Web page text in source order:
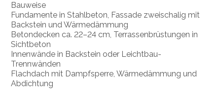
Bauweise
Fundamente in Stahlbeton, Fassade zweischalig mit
Backstein und Wärmedämmung
Betondecken ca. 22–24 cm, Terrassenbrüstungen in
Sichtbeton
Innenwände in Backstein oder Leichtbau-
Trennwänden
Flachdach mit Dampfsperre, Wärmedämmung und
Abdichtung